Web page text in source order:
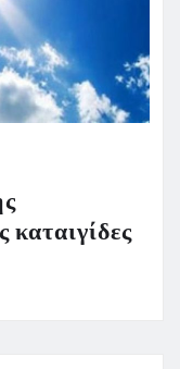
καταιγίδες